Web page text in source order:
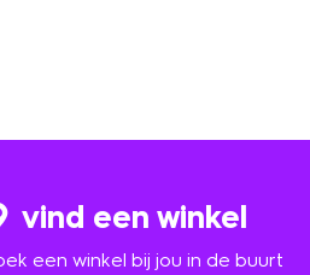
vind een winkel
een winkel bij jou in de buurt